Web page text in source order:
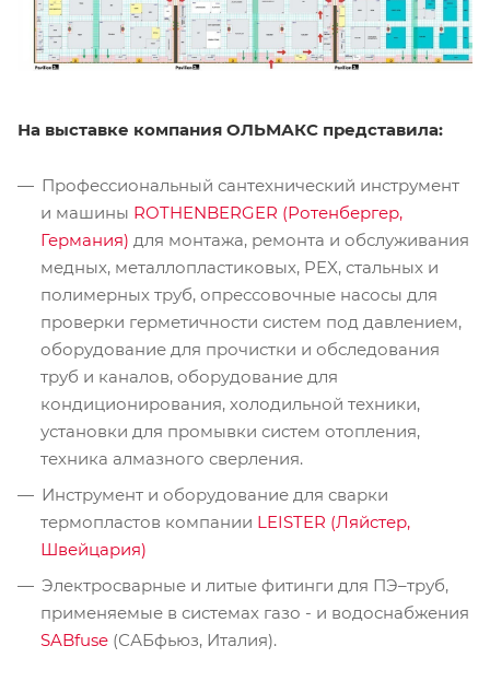
На выставке компания ОЛЬМАКС представила:
Профессиональный сантехнический инструмент
и машины ROTHENBERGER (Ротенбергер,
Германия) для монтажа, ремонта и обслуживания
медных, металлопластиковых, PEX, стальных и
полимерных труб, опрессовочные насосы для
проверки герметичности систем под давлением,
оборудование для прочистки и обследования
труб и каналов, оборудование для
кондиционирования, холодильной техники,
установки для промывки систем отопления,
техника алмазного сверления.
Инструмент и оборудование для сварки
термопластов компании LEISTER (Ляйстер,
Швейцария)
Электросварные и литые фитинги для ПЭ–труб,
применяемые в системах газо - и водоснабжения
SABfuse (САБфьюз, Италия).